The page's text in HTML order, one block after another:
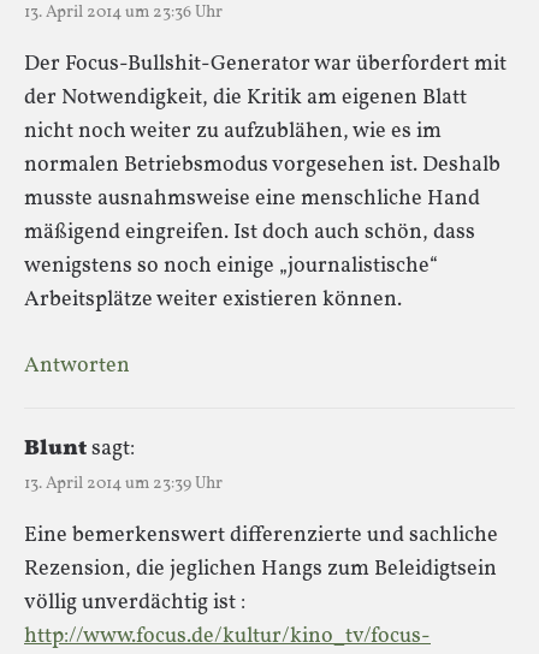
13. April 2014 um 23:36 Uhr
Der Focus-Bullshit-Generator war überfordert mit
der Notwendigkeit, die Kritik am eigenen Blatt
nicht noch weiter zu aufzublähen, wie es im
normalen Betriebsmodus vorgesehen ist. Deshalb
musste ausnahmsweise eine menschliche Hand
mäßigend eingreifen. Ist doch auch schön, dass
wenigstens so noch einige „journalistische“
Arbeitsplätze weiter existieren können.
Antworten
Bluntsagt:
13. April 2014 um 23:39 Uhr
Eine bemerkenswert differenzierte und sachliche
Rezension, die jeglichen Hangs zum Beleidigtsein
völlig unverdächtig ist :
http://www.focus.de/kultur/kino_tv/focus-